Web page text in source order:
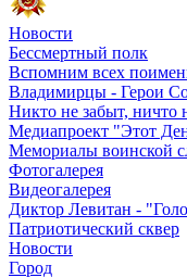
Новости
Бессмертный полк
Вспомним всех
Владимирцы - Герои
Никто не забыт, ничто
Медиапроект "Этот
Мемориалы воинской
Фотогалерея
Видеогалерея
Диктор Левитан -
Патриотический сквер
Новости
Город